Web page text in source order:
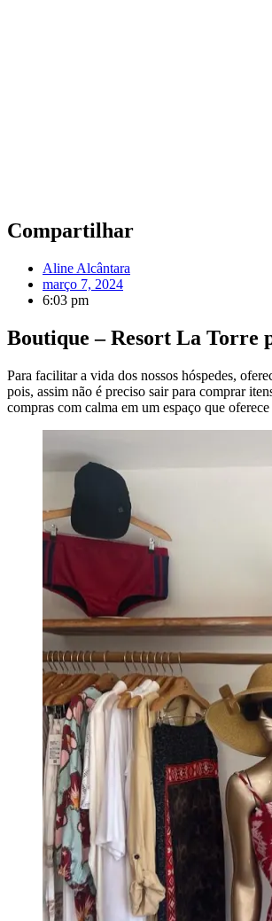
Compartilhar
Aline Alcântara
março 7, 2024
6:03 pm
Boutique – Resort La Torre
Para facilitar a vida dos nossos hóspedes,
pois, assim não é preciso sair para comprar
compras com calma em um espaço que